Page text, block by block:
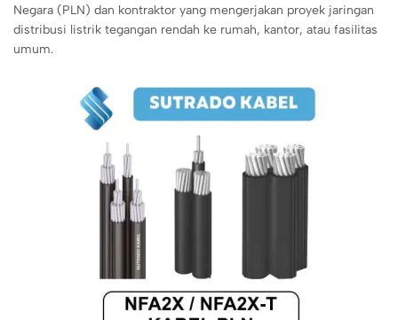
Negara (PLN) dan kontraktor yang mengerjakan proyek jaringan
distribusi listrik tegangan rendah ke rumah, kantor, atau fasilitas
umum.